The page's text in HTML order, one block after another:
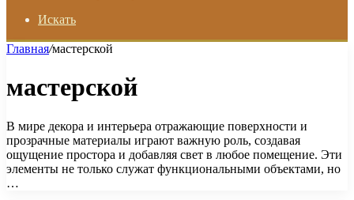
Искать
Главная/мастерской
мастерской
В мире декора и интерьера отражающие поверхности и
прозрачные материалы играют важную роль, создавая
ощущение простора и добавляя свет в любое помещение. Эти
элементы не только служат функциональными объектами, но
…